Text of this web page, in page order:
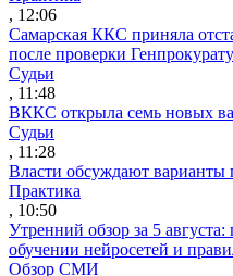
, 12:06
Самарская ККС приняла
после проверки
Судьи
, 11:48
ВККС открыла семь новых
Судьи
, 11:28
Власти обсуждают варианты
Практика
, 10:50
Утренний обзор за 5
обучении нейросетей и
Обзор СМИ